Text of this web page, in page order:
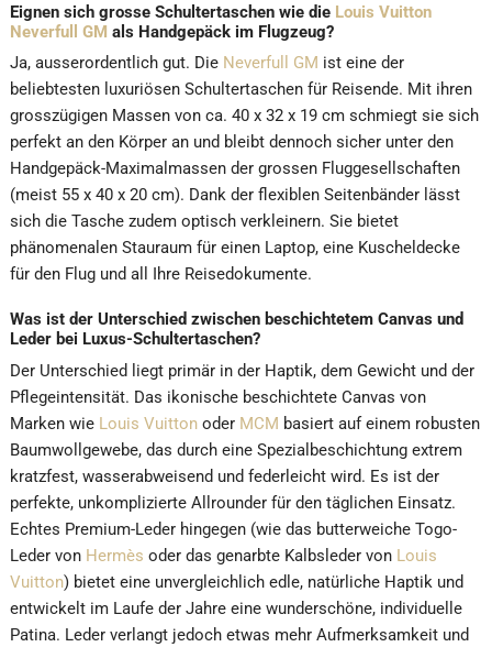
Eignen sich grosse Schultertaschen wie die Louis Vuitton
Neverfull GM als Handgepäck im Flugzeug?
Ja, ausserordentlich gut. Die Neverfull GM ist eine der
beliebtesten luxuriösen Schultertaschen für Reisende. Mit ihren
grosszügigen Massen von ca. 40 x 32 x 19 cm schmiegt sie sich
perfekt an den Körper an und bleibt dennoch sicher unter den
Handgepäck-Maximalmassen der grossen Fluggesellschaften
(meist 55 x 40 x 20 cm). Dank der flexiblen Seitenbänder lässt
sich die Tasche zudem optisch verkleinern. Sie bietet
phänomenalen Stauraum für einen Laptop, eine Kuscheldecke
für den Flug und all Ihre Reisedokumente.
Was ist der Unterschied zwischen beschichtetem Canvas und
Leder bei Luxus-Schultertaschen?
Der Unterschied liegt primär in der Haptik, dem Gewicht und der
Pflegeintensität. Das ikonische beschichtete Canvas von
Marken wie Louis Vuitton oder MCM basiert auf einem robusten
Baumwollgewebe, das durch eine Spezialbeschichtung extrem
kratzfest, wasserabweisend und federleicht wird. Es ist der
perfekte, unkomplizierte Allrounder für den täglichen Einsatz.
Echtes Premium-Leder hingegen (wie das butterweiche Togo-
Leder von Hermès oder das genarbte Kalbsleder von Louis
Vuitton) bietet eine unvergleichlich edle, natürliche Haptik und
entwickelt im Laufe der Jahre eine wunderschöne, individuelle
Patina. Leder verlangt jedoch etwas mehr Aufmerksamkeit und